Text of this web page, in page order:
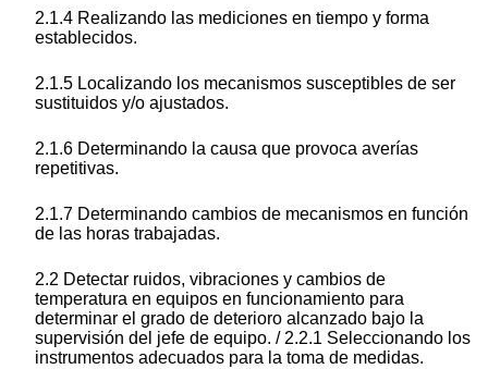
2.1.4 Realizando las mediciones en tiempo y forma
establecidos.
2.1.5 Localizando los mecanismos susceptibles de ser
sustituidos y/o ajustados.
2.1.6 Determinando la causa que provoca averías
repetitivas.
2.1.7 Determinando cambios de mecanismos en función
de las horas trabajadas.
2.2 Detectar ruidos, vibraciones y cambios de
temperatura en equipos en funcionamiento para
determinar el grado de deterioro alcanzado bajo la
supervisión del jefe de equipo. / 2.2.1 Seleccionando los
instrumentos adecuados para la toma de medidas.